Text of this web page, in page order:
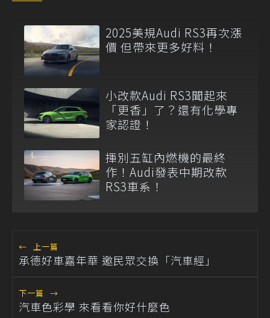
2025美規Audi RS3再次漲
價 但帶來更多好料！
小改款Audi RS3聞起來
「更香」了？還有化學專
家認證！
揮別五缸內燃機的最終
作！Audi發表中期改款
RS3車系！
← 上一篇
承德好車嘉年華 邀民眾交換「汽車經」
下一篇 →
汽車色彩學 來看看你好什麼色